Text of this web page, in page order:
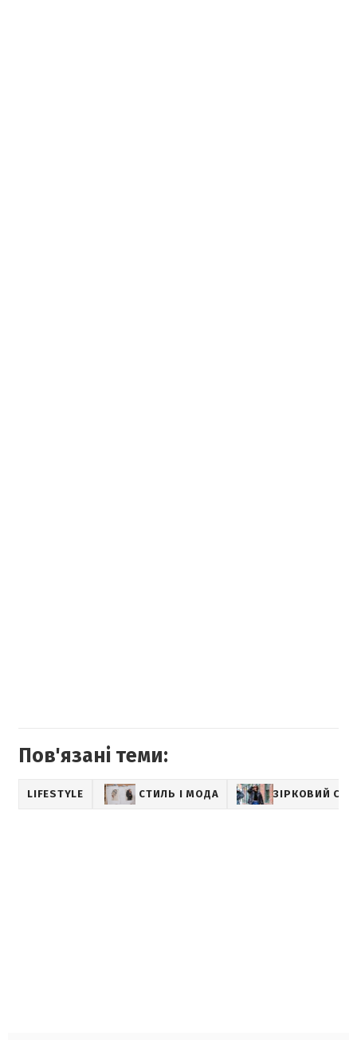
Пов'язані теми:
LIFESTYLE СТИЛЬ І МОДА ЗІРКОВИЙ